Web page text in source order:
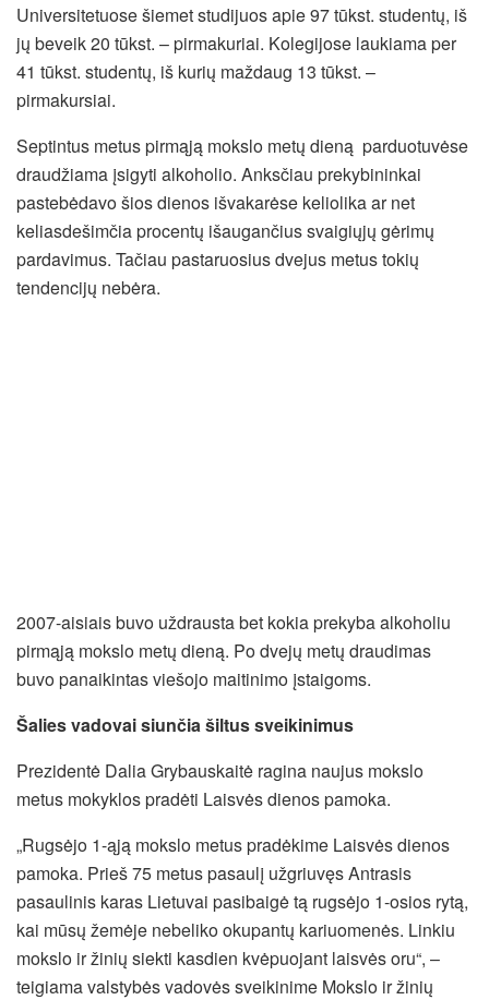
Universitetuose šiemet studijuos apie 97 tūkst. studentų, iš
jų beveik 20 tūkst. – pirmakuriai. Kolegijose laukiama per
41 tūkst. studentų, iš kurių maždaug 13 tūkst. –
pirmakursiai.
Septintus metus pirmąją mokslo metų dieną parduotuvėse
draudžiama įsigyti alkoholio. Anksčiau prekybininkai
pastebėdavo šios dienos išvakarėse keliolika ar net
keliasdešimčia procentų išaugančius svaigiųjų gėrimų
pardavimus. Tačiau pastaruosius dvejus metus tokių
tendencijų nebėra.
2007-aisiais buvo uždrausta bet kokia prekyba alkoholiu
pirmąją mokslo metų dieną. Po dvejų metų draudimas
buvo panaikintas viešojo maitinimo įstaigoms.
Šalies vadovai siunčia šiltus sveikinimus
Prezidentė Dalia Grybauskaitė ragina naujus mokslo
metus mokyklos pradėti Laisvės dienos pamoka.
„Rugsėjo 1-ąją mokslo metus pradėkime Laisvės dienos
pamoka. Prieš 75 metus pasaulį užgriuvęs Antrasis
pasaulinis karas Lietuvai pasibaigė tą rugsėjo 1-osios rytą,
kai mūsų žemėje nebeliko okupantų kariuomenės. Linkiu
mokslo ir žinių siekti kasdien kvėpuojant laisvės oru“, –
teigiama valstybės vadovės sveikinime Mokslo ir žinių